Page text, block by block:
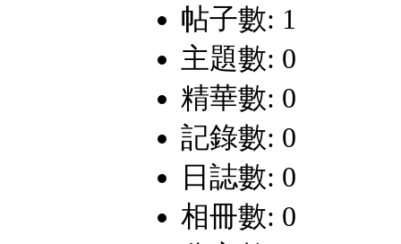
帖子數: 1
主題數: 0
精華數: 0
記錄數: 0
日誌數: 0
相冊數: 0